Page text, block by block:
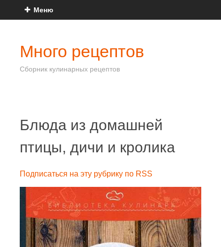
Меню
Много рецептов
Сборник кулинарных рецептов
Блюда из домашней
птицы, дичи и кролика
Подписаться на эту рубрику по RSS